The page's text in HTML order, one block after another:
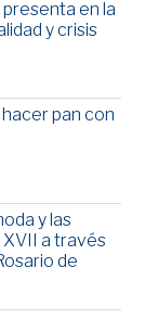
en la
y crisis
pan con
y las
XVII a través
de